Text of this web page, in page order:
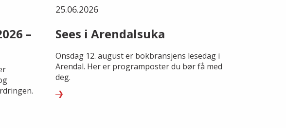
–
25.06.2026
Sees i Arendalsuka
Onsdag 12. august er bokbransjens lesedag i
Arendal. Her er programposter du bør få med
deg.